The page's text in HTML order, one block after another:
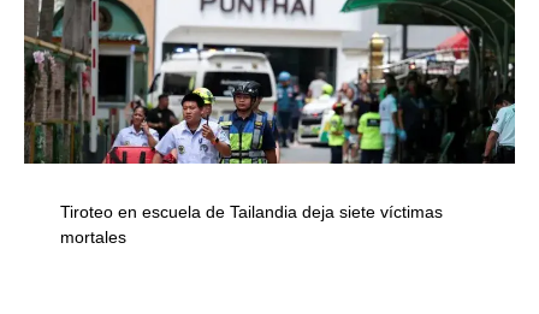
Tiroteo en escuela de Tailandia deja siete víctimas
mortales